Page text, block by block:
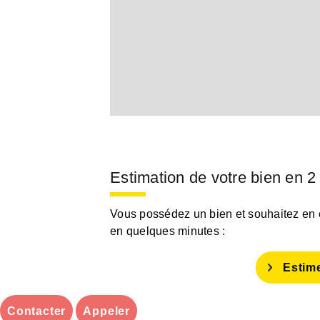
Estimation de votre bien en
Vous possédez un bien et souhaitez
en quelques minutes :
Contacter Appeler